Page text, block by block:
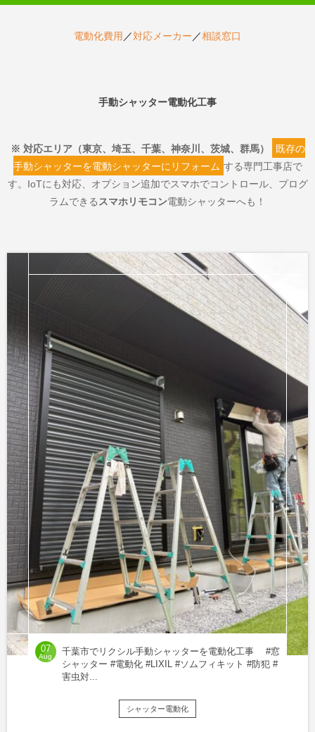
電動化費用 ／対応メーカー ／相談窓口
手動シャッター電動化工事
※ 対応エリア（東京、埼玉、千葉、神奈川、茨城、群馬）
既存の
手動シャッターを電動シャッターにリフォーム する専門工事店で
す。IoTにも対応、オプション追加でスマホでコントロール、プログ
ラムできるスマホリモコン電動シャッターへも！
07
Aug
千葉市でリクシル手動シャッターを電動化工事 #窓
シャッター #電動化 #LIXIL #ソムフィキット #防犯 #
害虫対...
シャッター電動化